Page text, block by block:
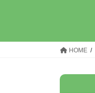
ッ
移
HOME